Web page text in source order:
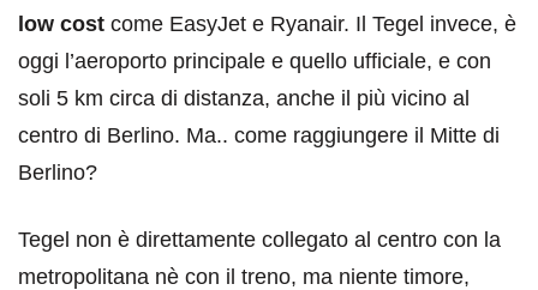
low cost come EasyJet e Ryanair. Il Tegel invece, è
oggi l’aeroporto principale e quello ufficiale, e con
soli 5 km circa di distanza, anche il più vicino al
centro di Berlino. Ma.. come raggiungere il Mitte di
Berlino?
Tegel non è direttamente collegato al centro con la
metropolitana nè con il treno, ma niente timore,